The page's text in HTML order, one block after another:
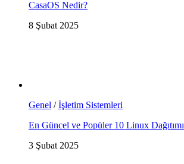
CasaOS Nedir?
8 Şubat 2025
Genel /İşletim Sistemleri
En Güncel ve Popüler 10 Linux Dağıtımı
3 Şubat 2025